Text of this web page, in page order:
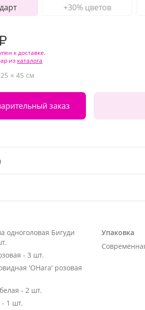
+30% цветов
к доставке.
из каталога
25 × 45 см
заказ
одноголовая Бигуди
- 3 шт.
'OHara' розовая
- 2 шт.
- 1 шт.
Упаковка